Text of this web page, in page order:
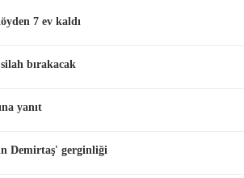
7 ev kaldı
bırakacak
yanıt
Demirtaş' gerginliği